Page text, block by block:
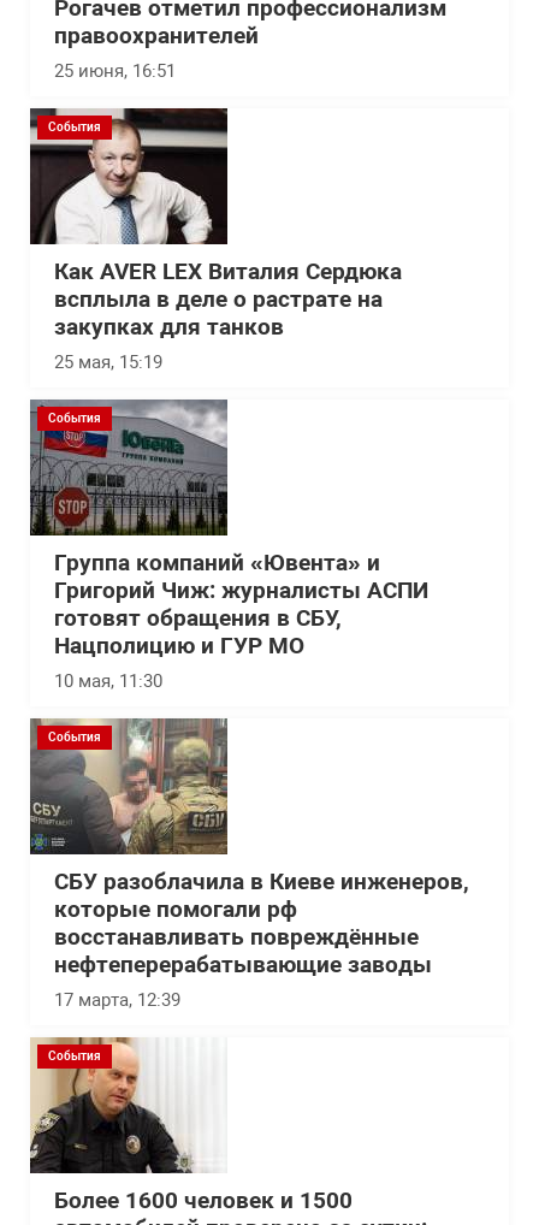
Рогачев отметил профессионализм
правоохранителей
25 июня, 16:51
События
Как AVER LEX Виталия Сердюка
всплыла в деле о растрате на
закупках для танков
25 мая, 15:19
События
Группа компаний «Ювента» и
Григорий Чиж: журналисты АСПИ
готовят обращения в СБУ,
Нацполицию и ГУР МО
10 мая, 11:30
События
СБУ разоблачила в Киеве инженеров,
которые помогали рф
восстанавливать повреждённые
нефтеперерабатывающие заводы
17 марта, 12:39
События
Более 1600 человек и 1500